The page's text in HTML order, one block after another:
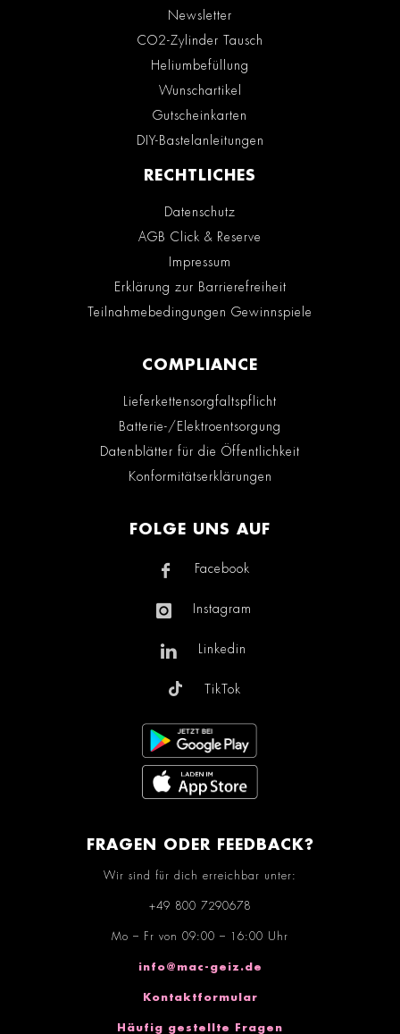
Newsletter
CO2-Zylinder Tausch
Heliumbefüllung
Wunschartikel
Gutscheinkarten
DIY-Bastelanleitungen
RECHTLICHES
Datenschutz
AGB Click & Reserve
Impressum
Erklärung zur Barrierefreiheit
Teilnahmebedingungen Gewinnspiele
COMPLIANCE
Lieferkettensorgfaltspflicht
Batterie-/Elektroentsorgung
Datenblätter für die Öffentlichkeit
Konformitätserklärungen
FOLGE UNS AUF
Facebook
Instagram
Linkedin
TikTok
FRAGEN ODER FEEDBACK?
Wir sind für dich erreichbar unter:
+49 800 7290678
Mo – Fr von 09:00 – 16:00 Uhr
info@mac-geiz.de
Kontaktformular
Häufig gestellte Fragen